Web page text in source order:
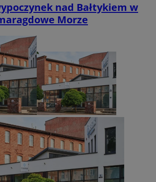
nad Bałtykiem w
Morze